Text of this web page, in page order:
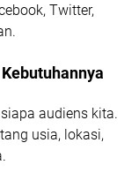
Twitter,
audiens kita.
usia, lokasi,